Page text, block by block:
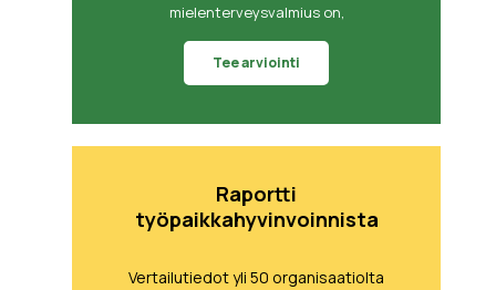
mielenterveysvalmius on,
Tee arviointi
Raportti
työpaikkahyvinvoinnista
Vertailutiedot yli 50 organisaatiolta